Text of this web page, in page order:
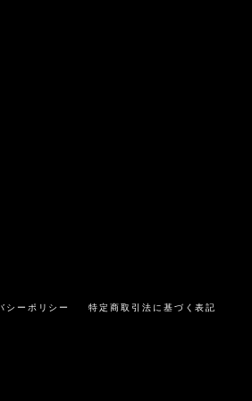
シーポリシー 特定商取引法に基づく表記